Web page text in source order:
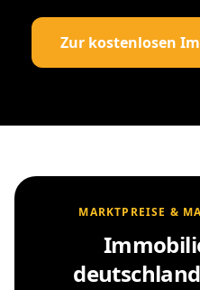
Zur kostenlosen
MARKTPREISE &